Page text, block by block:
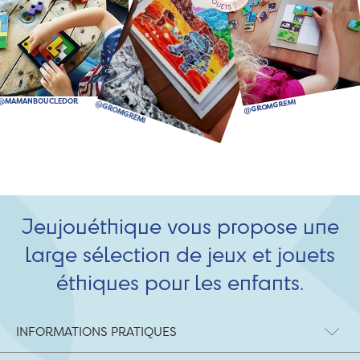
Jeujouéthique vous propose une
large sélection de jeux et jouets
éthiques pour les enfants.
INFORMATIONS PRATIQUES